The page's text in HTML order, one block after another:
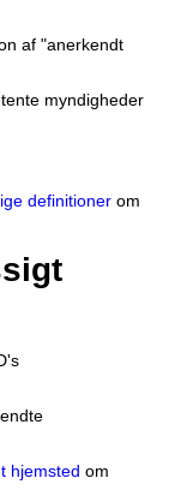
af "anerkendt
myndigheder
definitionerom
hjemsted om